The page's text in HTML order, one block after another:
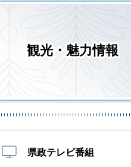
観光・魅力情報
県政テレビ番組